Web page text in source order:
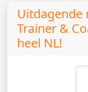
Uitdagende
Trainer &
heel NL!